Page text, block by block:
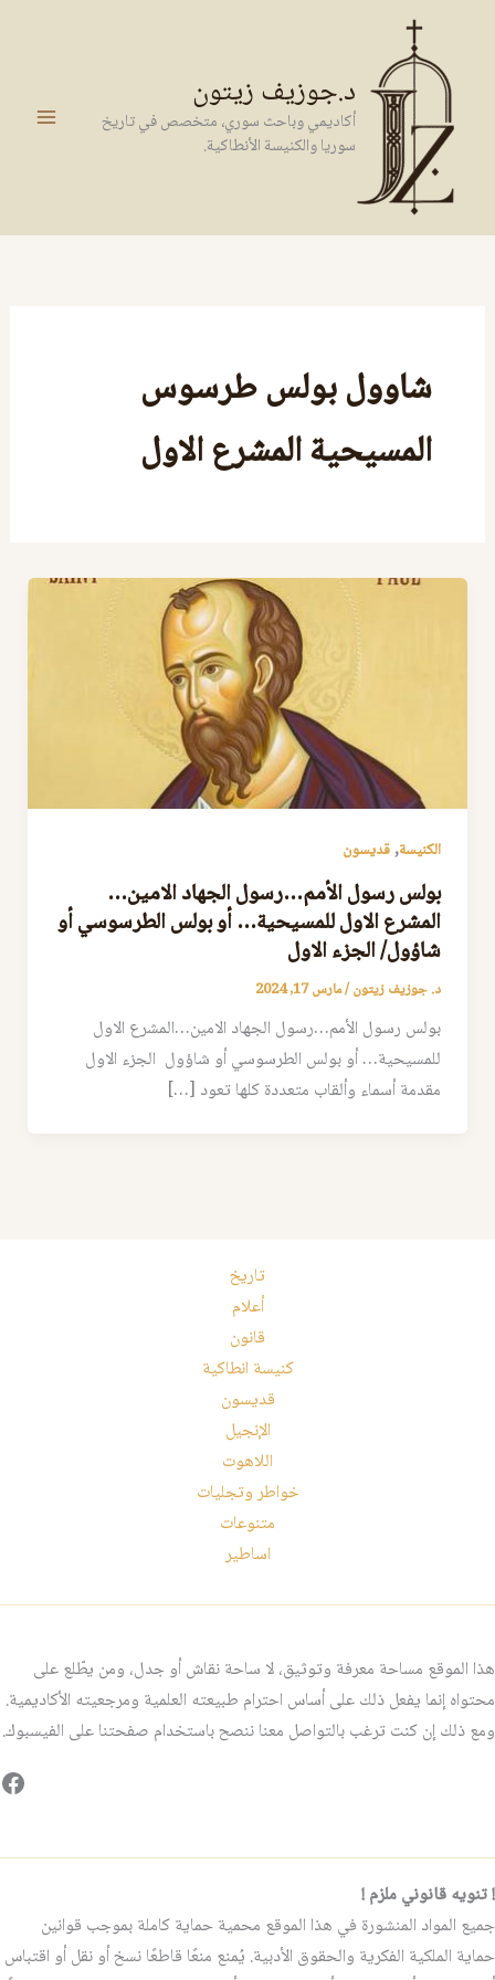
المحتوى
د.جوزيف زيتون
أكاديمي وباحث سوري، متخصص في تاريخ
سوريا والكنيسة الأنطاكية.
شاوول بولس طرسوس
المسيحية المشرع الاول
الكنيسة,قديسون
بولس رسول الأمم…رسول الجهاد الامين…
المشرع الاول للمسيحية… أو بولس الطرسوسي أو
شاؤول/ الجزء الاول
د. جوزيف زيتون/مارس 17, 2024
بولس رسول الأمم…رسول الجهاد الامين…المشرع الاول
للمسيحية… أو بولس الطرسوسي أو شاؤول الجزء الاول
مقدمة أسماء وألقاب متعددة كلها تعود […]
تاريخ
أعلام
قانون
كنيسة انطاكية
قديسون
الإنجيل
اللاهوت
خواطر وتجليات
متنوعات
اساطير
هذا الموقع مساحة معرفة وتوثيق، لا ساحة نقاش أو جدل، ومن يطّلع على
محتواه إنما يفعل ذلك على أساس احترام طبيعته العلمية ومرجعيته الأكاديمية.
ومع ذلك إن كنت ترغب بالتواصل معنا ننصح باستخدام صفحتنا على الفيسبوك.
! تنويه قانوني ملزم !
جميع المواد المنشورة في هذا الموقع محمية حماية كاملة بموجب قوانين
حماية الملكية الفكرية والحقوق الأدبية. يُمنع منعًا قاطعًا نسخ أو نقل أو اقتباس